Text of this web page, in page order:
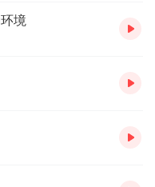
境